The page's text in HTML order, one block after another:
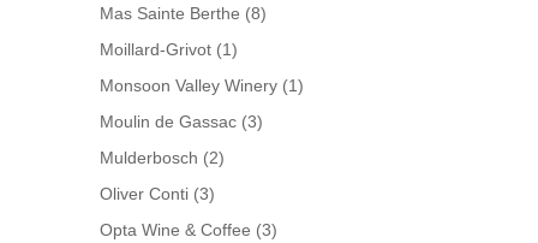
Mas Sainte Berthe (8)
Moillard-Grivot (1)
Monsoon Valley Winery (1)
Moulin de Gassac (3)
Mulderbosch (2)
Oliver Conti (3)
Opta Wine & Coffee (3)